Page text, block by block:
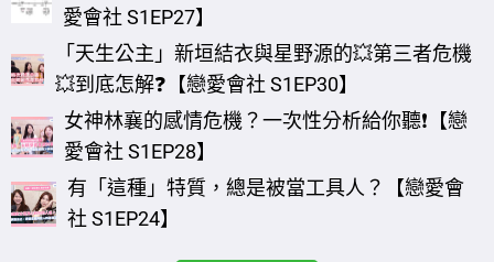
愛會社 S1EP27】
「天生公主」新垣結衣與星野源的💥第三者危機
💥到底怎解❓【戀愛會社 S1EP30】
女神林襄的感情危機？一次性分析給你聽❗️【戀
愛會社 S1EP28】
有「這種」特質，總是被當工具人？【戀愛會
社 S1EP24】